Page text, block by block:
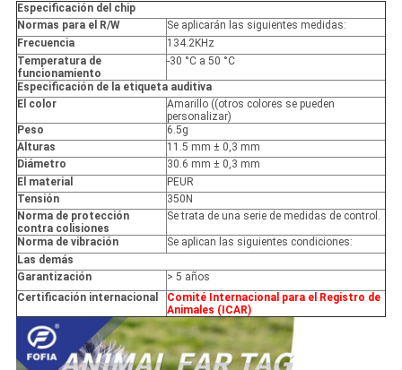
Especificación del chip
Normas para el R/W
Se aplicarán las siguientes medidas:
Frecuencia
134.2KHz
Temperatura de
funcionamiento
-30 °C a 50 °C
Especificación de la etiqueta auditiva
El color
Amarillo ((otros colores se pueden
personalizar)
Peso
6.5g
Alturas
11.5 mm ± 0,3 mm
Diámetro
30.6 mm ± 0,3 mm
El material
PEUR
Tensión
350N
Norma de protección
contra colisiones
Se trata de una serie de medidas de control.
Norma de vibración
Se aplican las siguientes condiciones:
Las demás
Garantización
> 5 años
Certificación internacional
Comité Internacional para el Registro de
Animales (ICAR)